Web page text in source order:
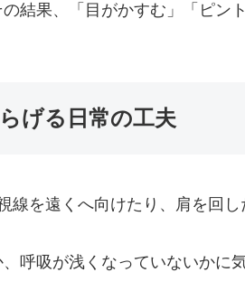
結果、「目がかすむ」「ピン
げる日常の工夫
線を遠くへ向けたり、肩を回
呼吸が浅くなっていないかに